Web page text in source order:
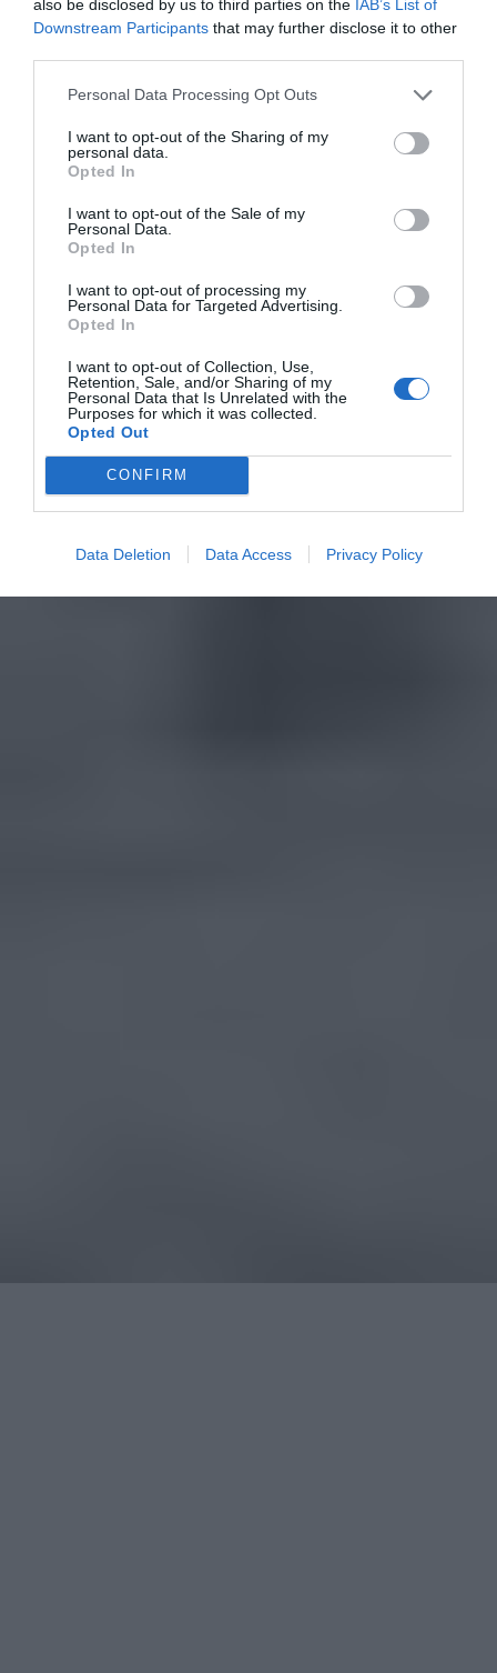
also be disclosed by us to third parties on the IAB’s List of
Downstream Participants that may further disclose it to other
Personal Data Processing Opt Outs
I want to opt-out of the Sharing of my
personal data.
Opted In
I want to opt-out of the Sale of my
Personal Data.
Opted In
I want to opt-out of processing my
Personal Data for Targeted Advertising.
Opted In
I want to opt-out of Collection, Use,
Retention, Sale, and/or Sharing of my
Personal Data that Is Unrelated with the
Purposes for which it was collected.
Opted Out
CONFIRM
Data Deletion Data Access Privacy Policy